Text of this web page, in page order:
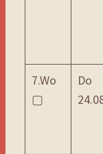
7.Wo
▢
Do